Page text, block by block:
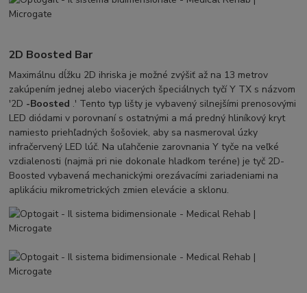
2D Boosted Bar
Maximálnu dĺžku 2D ihriska je možné zvýšiť až na 13 metrov
zakúpením jednej alebo viacerých špeciálnych tyčí Y TX s názvom
'2D -Boosted .' Tento typ lišty je vybavený silnejšími prenosovými
LED diódami v porovnaní s ostatnými a má predný hliníkový kryt
namiesto priehľadných šošoviek, aby sa nasmeroval úzky
infračervený LED lúč. Na uľahčenie zarovnania Y tyče na veľké
vzdialenosti (najmä pri nie dokonale hladkom teréne) je tyč 2D-
Boosted vybavená mechanickými orezávacími zariadeniami na
aplikáciu mikrometrických zmien elevácie a sklonu.